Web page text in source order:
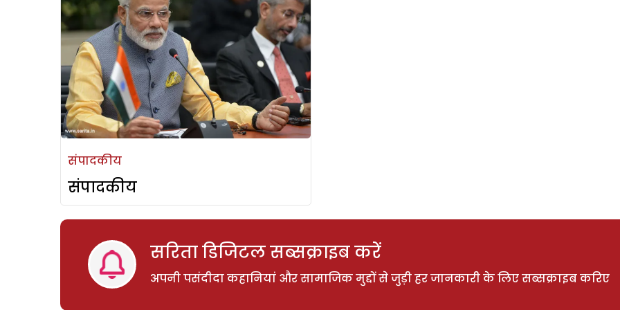
संपादकीय
संपादकीय
सरिता डिजिटल सब्सक्राइब करें
अपनी पसंदीदा कहानियां और सामाजिक मुद्दों से जुड़ी हर जानकारी के लिए सब्सक्राइब करिए